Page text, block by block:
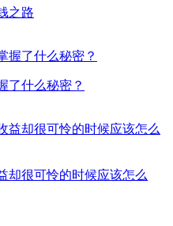
之路
了什么秘密？
却很可怜的时候应该怎么